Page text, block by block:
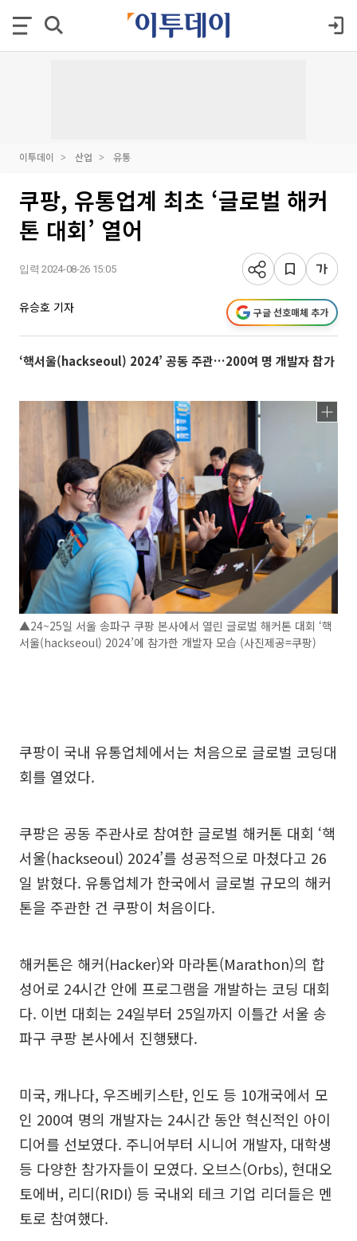
이투데이 산업 유통
쿠팡, 유통업계 최초 ‘글로벌 해커
톤 대회’ 열어
입력 2024-08-26 15:05
유승호 기자 구글 선호매체 추가
‘핵서울(hackseoul) 2024’ 공동 주관…200여 명 개발자 참가
▲24~25일 서울 송파구 쿠팡 본사에서 열린 글로벌 해커톤 대회 ‘핵
서울(hackseoul) 2024’에 참가한 개발자 모습 (사진제공=쿠팡)
쿠팡이 국내 유통업체에서는 처음으로 글로벌 코딩대
회를 열었다.
쿠팡은 공동 주관사로 참여한 글로벌 해커톤 대회 ‘핵
서울(hackseoul) 2024’를 성공적으로 마쳤다고 26
일 밝혔다. 유통업체가 한국에서 글로벌 규모의 해커
톤을 주관한 건 쿠팡이 처음이다.
해커톤은 해커(Hacker)와 마라톤(Marathon)의 합
성어로 24시간 안에 프로그램을 개발하는 코딩 대회
다. 이번 대회는 24일부터 25일까지 이틀간 서울 송
파구 쿠팡 본사에서 진행됐다.
미국, 캐나다, 우즈베키스탄, 인도 등 10개국에서 모
인 200여 명의 개발자는 24시간 동안 혁신적인 아이
디어를 선보였다. 주니어부터 시니어 개발자, 대학생
등 다양한 참가자들이 모였다. 오브스(Orbs), 현대오
토에버, 리디(RIDI) 등 국내외 테크 기업 리더들은 멘
토로 참여했다.